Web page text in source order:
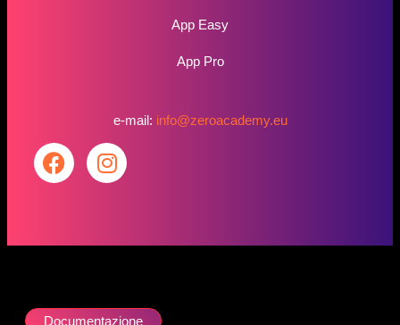
App Easy
App Pro
e-mail: info@zeroacademy.eu
Documentazione